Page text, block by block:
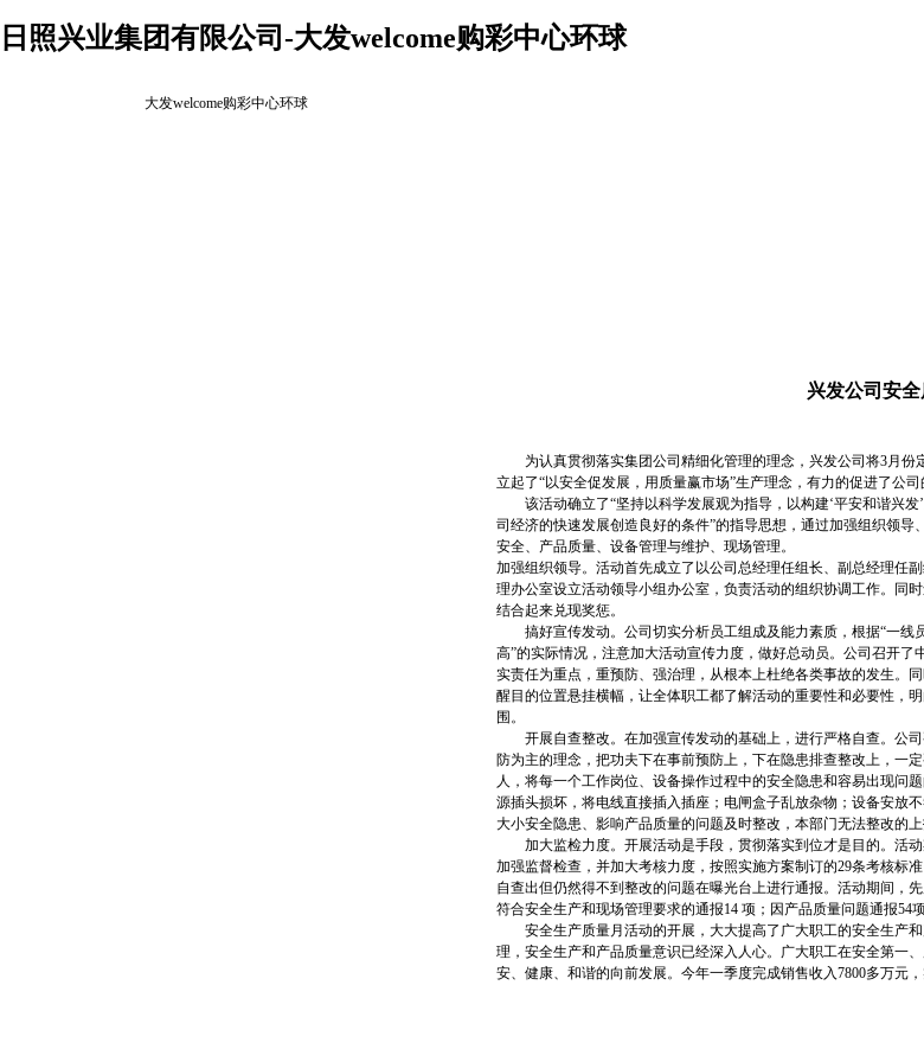
日照兴业集团有限公司-大发welcome购彩中心环球
大发welcome购彩中心环球
兴发公司安
为认真贯彻落实集团公司精细化管理的理念，兴发公司将3月份
立起了“以安全促发展，用质量赢市场”生产理念，有力的促进了公司
该活动确立了“坚持以科学发展观为指导，以构建‘平安和谐兴发
司经济的快速发展创造良好的条件”的指导思想，通过加强组织领
安全、产品质量、设备管理与维护、现场管理。
加强组织领导。活动首先成立了以公司总经理任组长、副总经理任
理办公室设立活动领导小组办公室，负责活动的组织协调工作。同
结合起来兑现奖惩。
搞好宣传发动。公司切实分析员工组成及能力素质，根据“一线
高”的实际情况，注意加大活动宣传力度，做好总动员。公司召开
实责任为重点，重预防、强治理，从根本上杜绝各类事故的发生。
醒目的位置悬挂横幅，让全体职工都了解活动的重要性和必要性，
围。
开展自查整改。在加强宣传发动的基础上，进行严格自查。公
防为主的理念，把功夫下在事前预防上，下在隐患排查整改上，一
人，将每一个工作岗位、设备操作过程中的安全隐患和容易出现问
源插头损坏，将电线直接插入插座；电闸盒子乱放杂物；设备安放
大小安全隐患、影响产品质量的问题及时整改，本部门无法整改的
加大监检力度。开展活动是手段，贯彻落实到位才是目的。活
加强监督检查，并加大考核力度，按照实施方案制订的29条考核标
自查出但仍然得不到整改的问题在曝光台上进行通报。活动期间，
符合安全生产和现场管理要求的通报14 项；因产品质量问题通报54项
安全生产质量月活动的开展，大大提高了广大职工的安全生产
理，安全生产和产品质量意识已经深入人心。广大职工在安全第一
安、健康、和谐的向前发展。今年一季度完成销售收入7800多万元